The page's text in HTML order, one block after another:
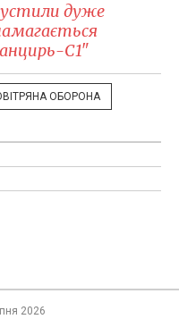
дуже
С1"
ОБОРОНА
2026